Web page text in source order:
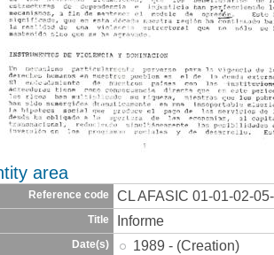
area
Reference code CL AFASIC 01-01-02-
Title Informe
Date(s) 1989 - (Creation)